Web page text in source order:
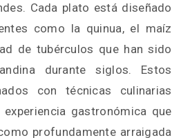
Cada plato está diseñado
como la quinua, el maíz
de tubérculos que han sido
durante siglos. Estos
con técnicas culinarias
experiencia gastronómica que
profundamente arraigada